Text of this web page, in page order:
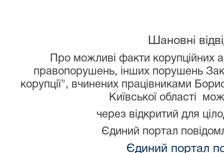
Шановні
Про можливі факти корупційних
правопорушень, інших порушень
корупції", вчинених працівниками
Київської області
через відкритий для
Єдиний портал
Єдиний портал